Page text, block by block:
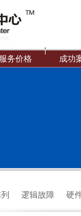
服务价格 成功
逻辑故障 硬